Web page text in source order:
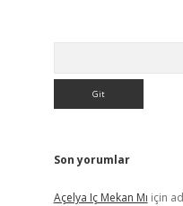
Son yorumlar
Açelya Iç Mekan Mı için